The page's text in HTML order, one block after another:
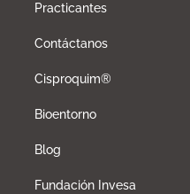
Practicantes
Contáctanos
Cisproquim®
Bioentorno
Blog
Fundación Invesa